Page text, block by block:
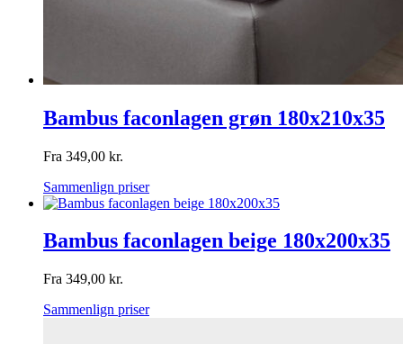
Bambus faconlagen grøn 180x210x35
Fra 349,00 kr.
Sammenlign priser
Bambus faconlagen beige 180x200x35
Fra 349,00 kr.
Sammenlign priser